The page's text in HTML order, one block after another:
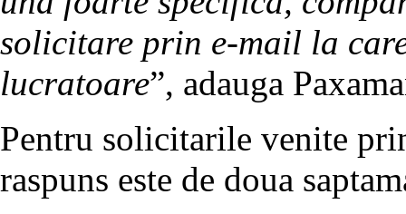
solicitare prin e-mail la
lucratoare”, adauga
Pentru solicitarile venite
raspuns este de doua